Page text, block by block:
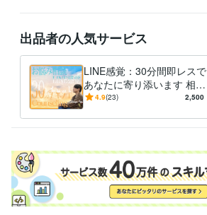
・恋愛相談
・介護相談　　　など
あなたの気持ちをここで話せます！！
待機中かのご確認を
・お試しチャットサービス
30分即レス
返信回数縛りなし！
まずはココカラ！
出品者の人気サービス
LINE感覚：30分間即レスで
あなたに寄り添います 相談/
愚痴/恋愛/お試しOK/何でも
4.9(23) 2,500